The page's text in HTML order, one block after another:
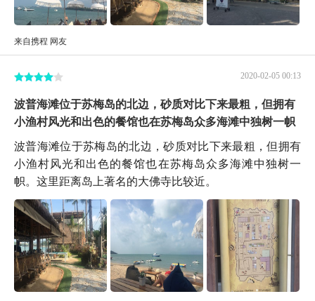
来自携程 网友
2020-02-05 00:13
波普海滩位于苏梅岛的北边，砂质对比下来最粗，但拥有
小渔村风光和出色的餐馆也在苏梅岛众多海滩中独树一帜
波普海滩位于苏梅岛的北边，砂质对比下来最粗，但拥有
小渔村风光和出色的餐馆也在苏梅岛众多海滩中独树一
帜。这里距离岛上著名的大佛寺比较近。